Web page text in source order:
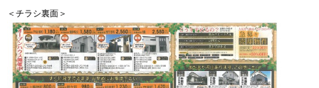
＜チラシ裏面＞